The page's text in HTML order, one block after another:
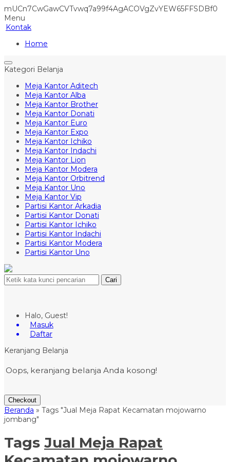
mUCn7CwGawCVTvwq7a99f4AgACOVgZvYEW65FFSDBf0
Menu
Kontak
Home
Kategori Belanja
Meja Kantor Aditech
Meja Kantor Alba
Meja Kantor Brother
Meja Kantor Donati
Meja Kantor Euro
Meja Kantor Expo
Meja Kantor Ichiko
Meja Kantor Indachi
Meja Kantor Lion
Meja Kantor Modera
Meja Kantor Orbitrend
Meja Kantor Uno
Meja Kantor Vip
Partisi Kantor Arkadia
Partisi Kantor Donati
Partisi Kantor Ichiko
Partisi Kantor Indachi
Partisi Kantor Modera
Partisi Kantor Uno
Cari
Halo, Guest!
Masuk
Daftar
Keranjang Belanja
Oops, keranjang belanja Anda kosong!
Checkout
Beranda » Tags "Jual Meja Rapat Kecamatan mojowarno
jombang"
Tags Jual Meja Rapat